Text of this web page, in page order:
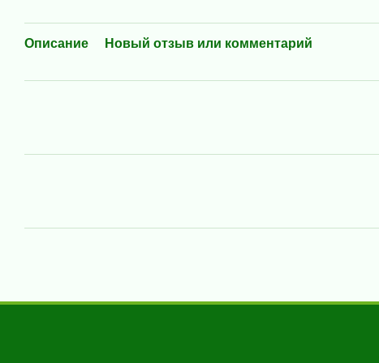
Описание Новый отзыв или комментарий